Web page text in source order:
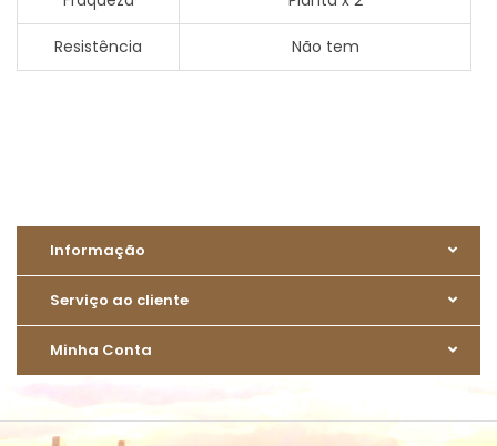
Resistência Não tem
Informação
Serviço ao cliente
Minha Conta